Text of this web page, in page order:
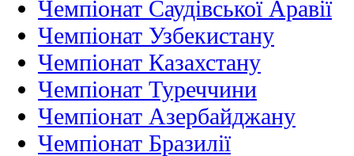
Чемпіонат Саудівської Аравії
Чемпіонат Узбекистану
Чемпіонат Казахстану
Чемпіонат Туреччини
Чемпіонат Азербайджану
Чемпіонат Бразилії